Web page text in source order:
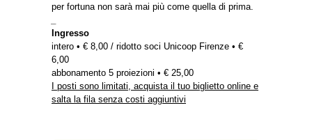
per fortuna non sarà mai più come quella di prima.
Ingresso
intero • € 8,00 / ridotto soci Unicoop Firenze • €
6,00
abbonamento 5 proiezioni • € 25,00
I posti sono limitati, acquista il tuo biglietto online e
salta la fila senza costi aggiuntivi